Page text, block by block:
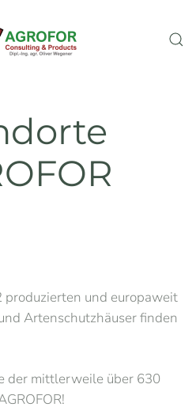
produzierten und europaweit
Artenschutzhäuser finden
der mittlerweile über 630